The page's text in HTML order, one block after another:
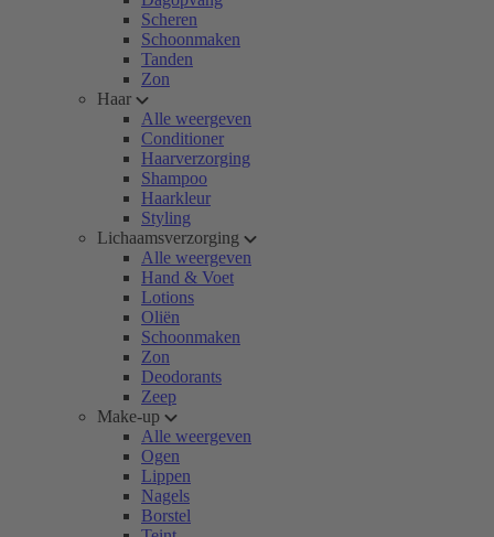
Scheren
Schoonmaken
Tanden
Zon
Haar
Alle weergeven
Conditioner
Haarverzorging
Shampoo
Haarkleur
Styling
Lichaamsverzorging
Alle weergeven
Hand & Voet
Lotions
Oliën
Schoonmaken
Zon
Deodorants
Zeep
Make-up
Alle weergeven
Ogen
Lippen
Nagels
Borstel